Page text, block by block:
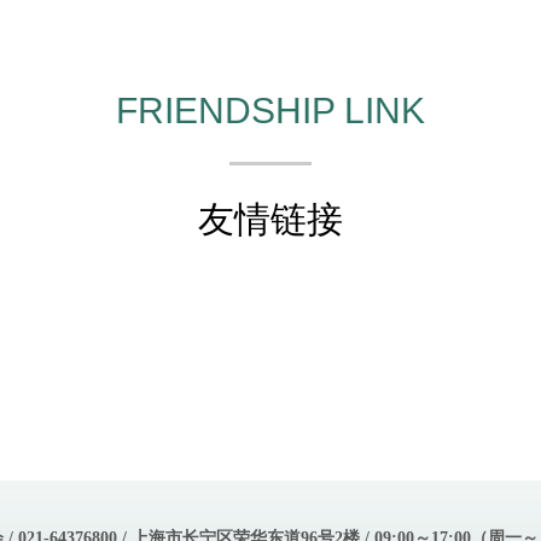
FRIENDSHIP LINK
友情链接